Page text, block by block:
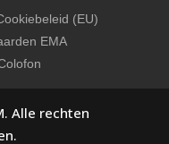
(EU)
EMA
Alle rechten